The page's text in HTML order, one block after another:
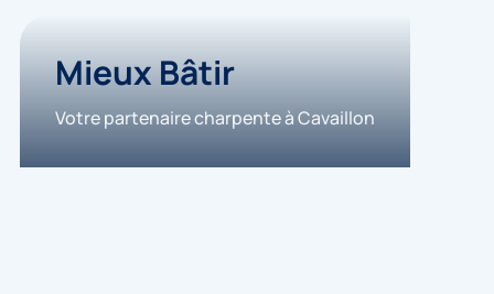
Mieux Bâtir
Votre partenaire charpente à Cavaillon